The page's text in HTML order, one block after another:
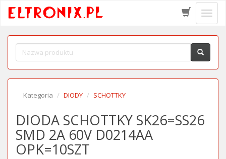
menu
Kategoria DIODY SCHOTTKY
DIODA SCHOTTKY SK26=SS26
SMD 2A 60V D0214AA
OPK=10SZT